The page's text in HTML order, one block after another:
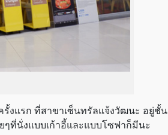
รั้งแรก ที่สาขาเซ็นทรัลแจ้งวัฒนะ อยู่ชั้น
ๆที่นั่งแบบเก้าอี้และแบบโซฟาก็มีนะ